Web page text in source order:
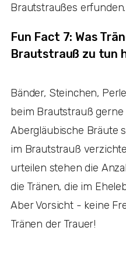
Brautstraußes erfunden.
Fun Fact 7: Was
Brautstrauß zu tun
Bänder, Steinchen,
beim Brautstrauß
Abergläubische Bräute
im Brautstrauß
urteilen stehen die
die Tränen, die im
Aber Vorsicht - keine
Tränen der Trauer!